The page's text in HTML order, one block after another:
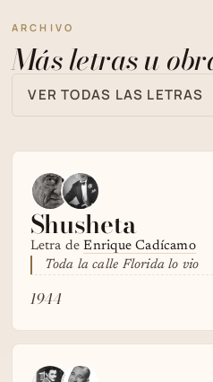
ARCHIVO
Más letras u
VER TODAS LAS LETRAS
Shusheta
Letra deEnrique Cadícamo
Toda la calle Florida lo vio
1944